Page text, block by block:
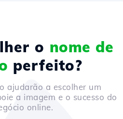
o nome de
perfeito?
ajudarão a escolher um
a imagem e o sucesso do
online.